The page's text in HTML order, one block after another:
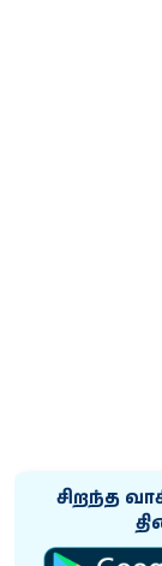
சிறந்த